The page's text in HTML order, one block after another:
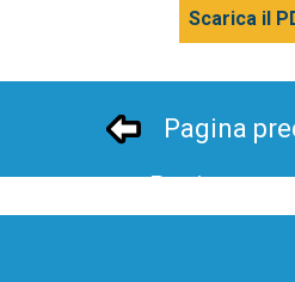
Scarica il
Pagina
Pagina